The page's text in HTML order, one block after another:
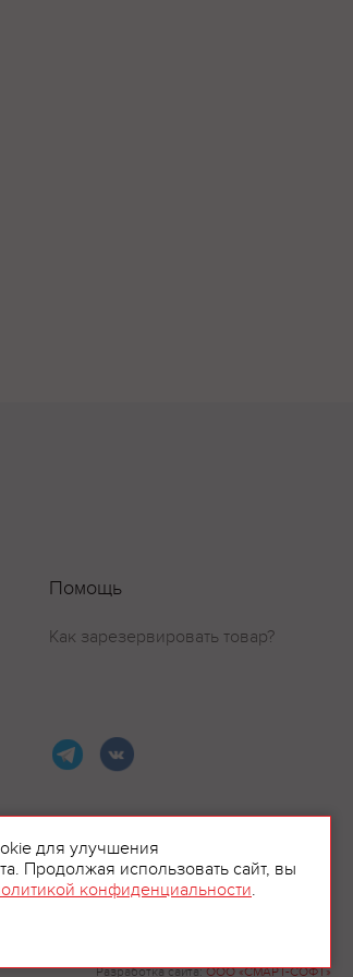
Разработка сайта:ООО «СМАРТ-СОФТ»
Помощь
Как зарезервировать товар?
для улучшения
Продолжая использовать сайт, вы
конфиденциальности.